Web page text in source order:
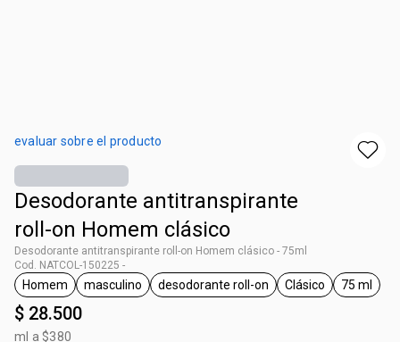
evaluar sobre el producto
Desodorante antitranspirante
roll-on Homem clásico
Desodorante antitranspirante roll-on Homem clásico - 75ml
Cod. NATCOL-150225 -
general.tag Homem
Homem
general.tag masculino
masculino
general.tag desodorante roll-on
desodorante roll-on
general.tag
Clásico 75 ml
$ 28.500
ml a $380